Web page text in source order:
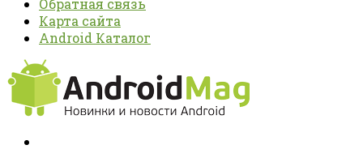
Обратная связь
Карта сайта
Android Каталог